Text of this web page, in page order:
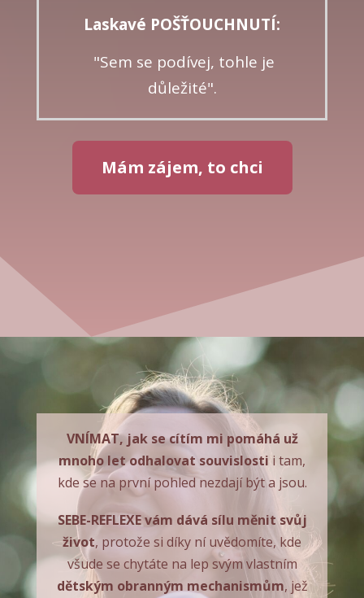
Laskavé POŠŤOUCHNUTÍ:
"Sem se podívej, tohle je
důležité".
Mám zájem, to chci
VNÍMAT, jak se cítím mi pomáhá už
mnoho let odhalovat souvislosti i tam,
kde se na první pohled nezdají být a jsou.
SEBE-REFLEXE vám dává sílu měnit svůj
život, protože si díky ní uvědomíte, kde
všude se chytáte na lep svým vlastním
dětským obranným mechanismům, jež